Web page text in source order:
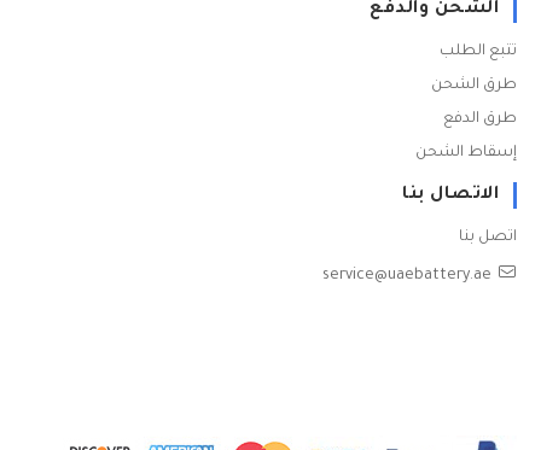
الشحن والدفع
تتبع الطلب
طرق الشحن
طرق الدفع
إسقاط الشحن
الاتصال بنا
اتصل بنا
service@uaebattery.ae